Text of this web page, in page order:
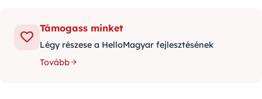
Támogass minket
Légy részese a HelloMagyar fejlesztésének
Tovább